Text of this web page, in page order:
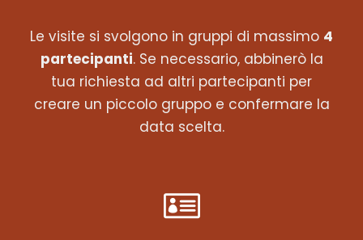
Le visite si svolgono in gruppi di massimo 4
partecipanti. Se necessario, abbinerò la
tua richiesta ad altri partecipanti per
creare un piccolo gruppo e confermare la
data scelta.